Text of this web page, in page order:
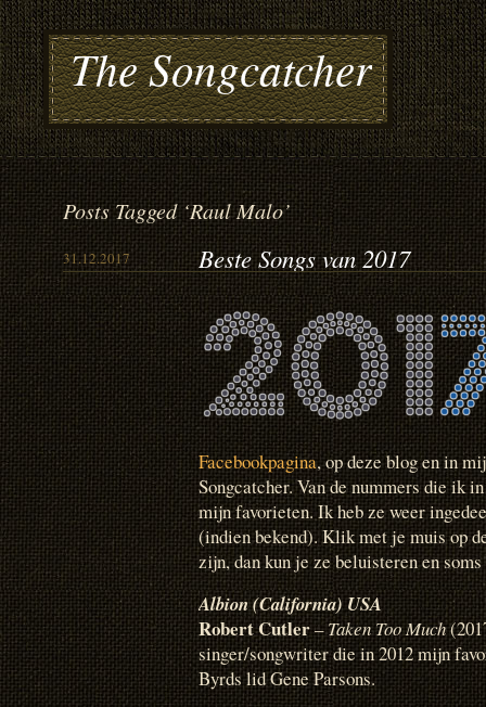
The Songcatcher
Posts Tagged ‘Raul Malo’
31.12.2017 Beste Songs van 2017
Facebookpagina, op deze blog en in
Songcatcher. Van de nummers die ik
mijn favorieten. Ik heb ze weer
(indien bekend). Klik met je muis op
zijn, dan kun je ze beluisteren en
Albion (California) USA
Robert Cutler–Taken Too Much
singer/songwriter die in 2012 mijn
Byrds lid Gene Parsons.